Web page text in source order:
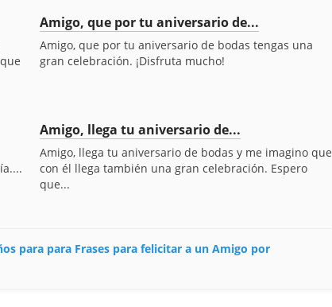
Amigo, que por tu aniversario de...
Amigo, que por tu aniversario de bodas tengas una
gran celebración. ¡Disfruta mucho!
Amigo, llega tu aniversario de...
Amigo, llega tu aniversario de bodas y me imagino que
con él llega también una gran celebración. Espero
que...
para para Frases para felicitar a un Amigo por